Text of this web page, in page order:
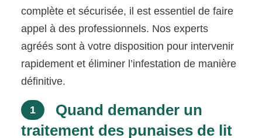
complète et sécurisée, il est essentiel de faire
appel à des professionnels. Nos experts
agréés sont à votre disposition pour intervenir
rapidement et éliminer l’infestation de manière
définitive.
1
Quand demander un
traitement des punaises de lit